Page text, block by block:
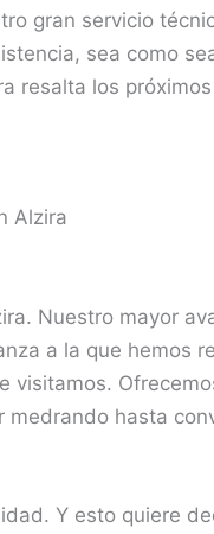
gran servicio
sea como
resalta los
Alzira
Nuestro mayor
a la que hemos
visitamos.
medrando hasta
Y esto quiere